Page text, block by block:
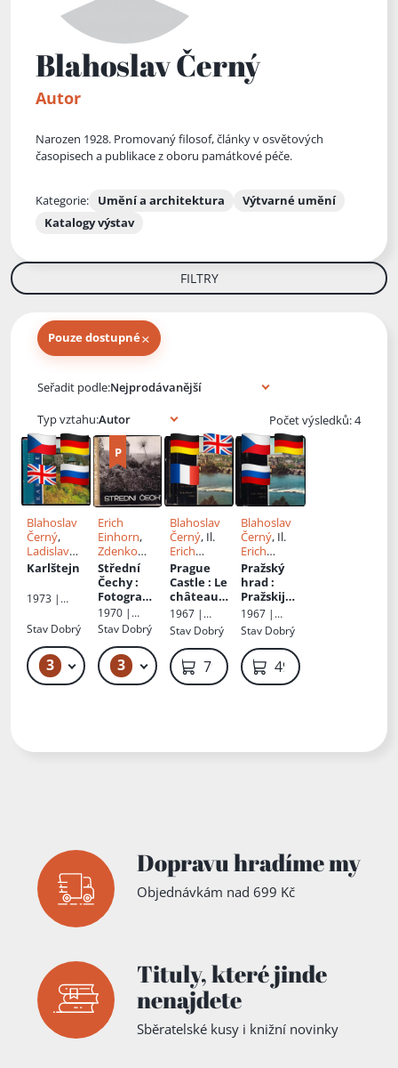
Blahoslav Černý
Autor
Narozen 1928. Promovaný filosof, články v osvětových
časopisech a publikace z oboru památkové péče.
Kategorie: Umění a architektura
Výtvarné umění
Katalogy výstav
FILTRY
Pouze dostupné×
Seřadit podle:
Typ vztahu:
Počet výsledků: 4
Blahoslav
Černý,
Ladislav
Neubert
Karlštejn
1973 |
Českoslove
tisková
kancelář
Stav Dobrý
3 49 Kč – 59 Kč
Erich
Einhorn,
Zdenko
Feyfar,
Blahoslav
Černý
Střední
Čechy:
Fotografi
e
1970 |
Středočesk
nakladatels
tví a
knihkupectv
Stav Dobrý
3 49 Kč
Blahoslav
Černý, Il.
Erich
Einhorn
Ed.
Blahoslav
Černý
Prague
Castle: Le
château
de Prague
= Die
prager
Burg
1967 |
Presfoto
Stav Dobrý
79 Kč
Blahoslav
Černý, Il.
Erich
Einhorn
Pražský
hrad:
Pražskij
grad = Die
Prager
Burg
1967 |
Pressfoto
Stav Dobrý
49 Kč
Dopravu hradíme my
Objednávkám nad 699 Kč
Tituly,které jinde
nenajdete
Sběratelské kusy i knižní novinky